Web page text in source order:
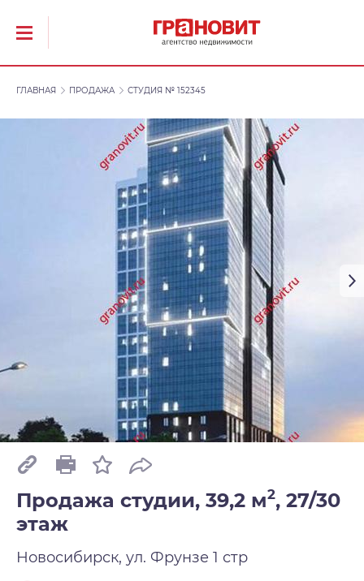
ГЛАВНАЯ ПРОДАЖА СТУДИЯ № 152345
Продажа студии, 39,2 м2, 27/30
этаж
Новосибирск, ул. Фрунзе 1 стр